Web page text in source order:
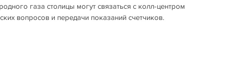
газа столицы могут связаться с колл-центром
вопросов и передачи показаний счетчиков.